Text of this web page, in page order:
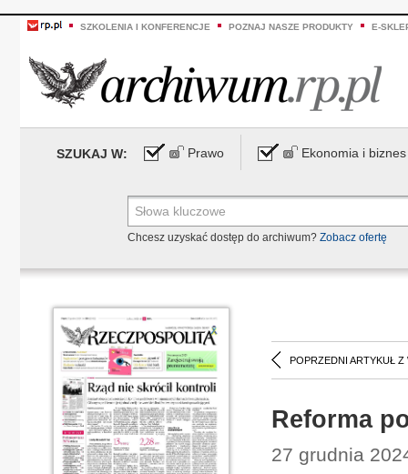
SZKOLENIA I KONFERENCJE POZNAJ NASZE PRODUKTY E-
SZUKAJ W: Prawo Ekonomia i biznes
Chcesz uzyskać dostęp do archiwum? Zobacz ofertę
POPRZEDNI ARTYKUŁ Z
Reforma
27 grudnia